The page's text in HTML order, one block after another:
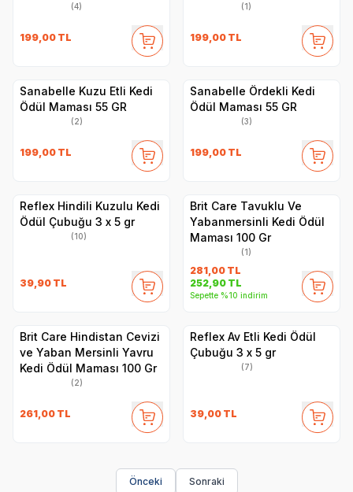
(4)
199,00 TL
(1)
199,00 TL
Sanabelle Kuzu Etli Kedi
Ödül Maması 55 GR
(2)
199,00 TL
Sanabelle Ördekli Kedi
Ödül Maması 55 GR
(3)
199,00 TL
Reflex Hindili Kuzulu Kedi
Ödül Çubuğu 3 x 5 gr
(10)
39,90 TL
Brit Care Tavuklu Ve
Yabanmersinli Kedi Ödül
Maması 100 Gr
(1)
281,00 TL
252,90 TL
Sepette %10 indirim
Brit Care Hindistan Cevizi
ve Yaban Mersinli Yavru
Kedi Ödül Maması 100 Gr
(2)
261,00 TL
Reflex Av Etli Kedi Ödül
Çubuğu 3 x 5 gr
(7)
39,00 TL
Önceki Sonraki